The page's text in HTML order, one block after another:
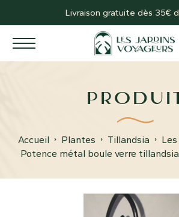
Livraison gratuite dès 35€
PRODUIT
Accueil Plantes Tillandsia
Potence métal boule verre